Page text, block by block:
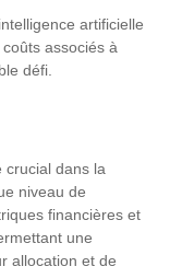
artificielle
associés à
défi.
crucial dans la
niveau de
financières et
une
allocation et de